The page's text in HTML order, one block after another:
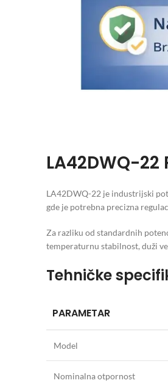
LA42DWQ-
LA42DWQ-22 je industrijski
gde je potrebna precizna
Za razliku od standardnih
temperaturnu stabilnost, duži
Tehničke
PARAMETAR
Model
Nominalna otpornost